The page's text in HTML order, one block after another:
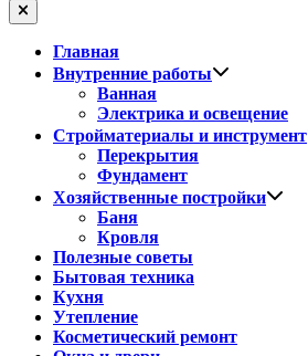
Закрыть
Главная
Внутренние работы
Ванная
Электрика и освещение
Стройматериалы и инструмент
Перекрытия
Фундамент
Хозяйственные постройки
Баня
Кровля
Полезные советы
Бытовая техника
Кухня
Утепление
Косметический ремонт